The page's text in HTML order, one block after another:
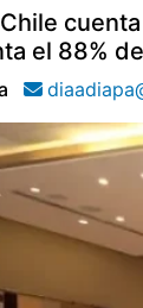
el 88%